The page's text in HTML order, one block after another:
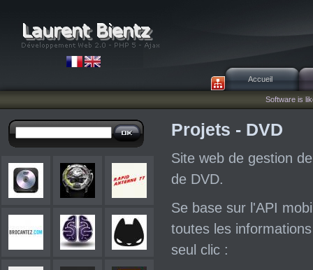
Accueil
Software is
Projets - DVD
Site web de gestion
de DVD.
Se base sur l'API
toutes les
seul clic :